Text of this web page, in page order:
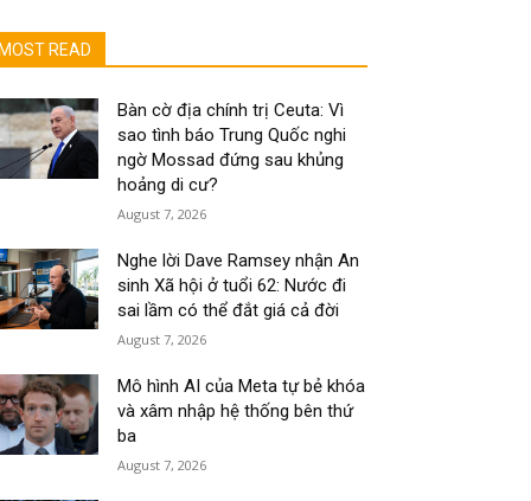
MOST READ
Bàn cờ địa chính trị Ceuta: Vì
sao tình báo Trung Quốc nghi
ngờ Mossad đứng sau khủng
hoảng di cư?
August 7, 2026
Nghe lời Dave Ramsey nhận An
sinh Xã hội ở tuổi 62: Nước đi
sai lầm có thể đắt giá cả đời
August 7, 2026
Mô hình AI của Meta tự bẻ khóa
và xâm nhập hệ thống bên thứ
ba
August 7, 2026